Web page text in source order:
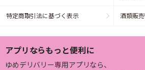
特定商取引法に基づく表示 酒類販
アプリならもっと便利に
ゆめデリバリー専用アプリなら、